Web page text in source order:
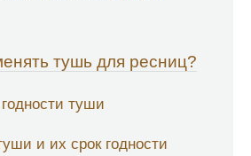
тушь для ресниц?
туши
и их срок годности